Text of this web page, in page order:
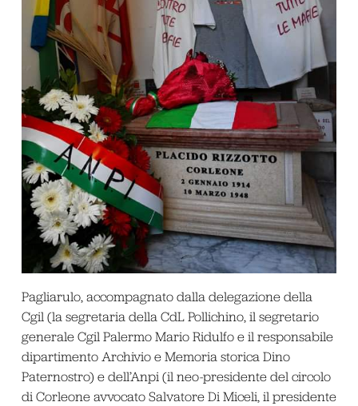
Pagliarulo, accompagnato dalla delegazione della
Cgil (la segretaria della CdL Pollichino, il segretario
generale Cgil Palermo Mario Ridulfo e il responsabile
dipartimento Archivio e Memoria storica Dino
Paternostro) e dell’Anpi (il neo-presidente del circolo
di Corleone avvocato Salvatore Di Miceli, il presidente